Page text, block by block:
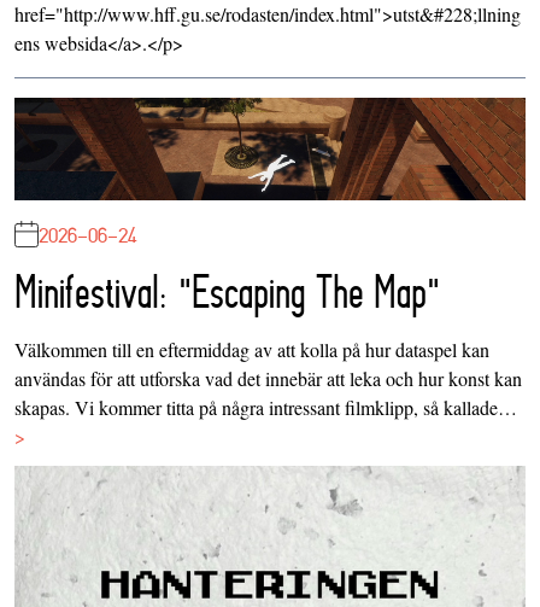
href="http://www.hff.gu.se/rodasten/index.html">utst&#228;llning
ens websida</a>.</p>
2026-06-24
Minifestival: "Escaping The Map"
Välkommen till en eftermiddag av att kolla på hur dataspel kan
användas för att utforska vad det innebär att leka och hur konst kan
skapas. Vi kommer titta på några intressant filmklipp, så kallade…
>